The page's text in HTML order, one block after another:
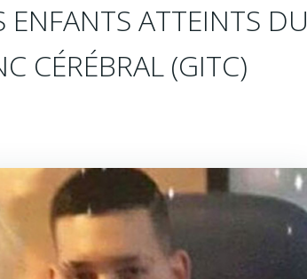
ENFANTS ATTEINTS DU
CÉRÉBRAL (GITC)